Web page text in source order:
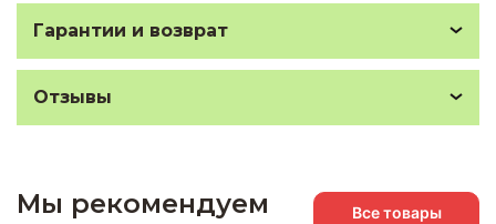
Гарантии и возврат
Отзывы
Мы рекомендуем Все товары